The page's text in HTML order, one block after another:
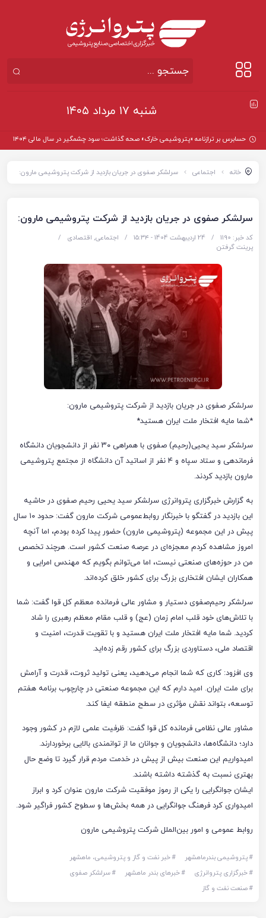
شنبه ۱۷ مرداد ۱۴۰۵
حسابرس بر ترازنامه «پتروشیمی خارک» صحه گذاشت؛ سود چشمگیر در سال مالی ۱۴۰۴
خانه اجتماعی سرلشکر صفوی در جریان بازدید از شرکت پتروشیمی مارون:
سرلشکر صفوی در جریان بازدید از شرکت پتروشیمی مارون:
کد خبر: 1190 / 24 اردیبهشت 1404 - ۱۵:۳۴ / اجتماعی, اقتصادی
/
پرینت گرفتن
سرلشکر صفوی در جریان بازدید از شرکت پتروشیمی مارون:
*شما مایه افتخار ملت ایران هستید*
سرلشکر سید یحیی(رحیم) صفوی با همراهی ۳۰ نفر از دانشجویان دانشگاه
فرماندهی و ستاد سپاه و ۴ نفر از اساتید آن دانشگاه از مجتمع‌ پتروشیمی
مارون بازدید کردند.
به گزارش خبرگزاری پتروانرژی سرلشکر سید یحیی رحیم صفوی در حاشیه
این بازدید در گفتگو با خبرنگار روابط‌عمومی شرکت مارون گفت: حدود ۱۰ سال
پیش در این مجموعه (پتروشیمی مارون) حضور پیدا کرده بودم، اما آنچه
امروز مشاهده کردم معجزه‌ای در عرصه صنعت کشور است. هرچند تخصص
من در حوزه‌های صنعتی نیست، اما می‌توانم بگویم که مهندس امرایی و
همکاران ایشان افتخاری بزرگ برای کشور خلق کرده‌اند.
سرلشکر رحیم‌صفوی دستیار و مشاور عالی فرمانده معظم کل قوا گفت: شما
با تلاش‌های خود قلب امام زمان (عج) و قلب مقام معظم رهبری را شاد
کردید. شما مایه افتخار ملت ایران هستید و با تقویت قدرت، امنیت و
اقتصاد ملی، دستاوردی بزرگ برای کشور رقم زده‌اید.
وی افزود: کاری که شما انجام می‌دهید، یعنی تولید ثروت، قدرت و آرامش
برای ملت ایران. امید دارم که این مجموعه صنعتی در چارچوب برنامه هفتم
توسعه، بتواند نقش مؤثری در سطح منطقه ایفا کند.
مشاور عالی نظامی فرمانده کل قوا گفت: ظرفیت علمی لازم در کشور وجود
دارد؛ دانشگاه‌ها، دانشجویان و جوانان ما از توانمندی بالایی برخوردارند.
امیدواریم این صنعت بیش از پیش در خدمت مردم قرار گیرد تا وضع حال
بهتری نسبت به گذشته داشته باشند.
ایشان جوانگرایی را یکی از رموز موفقیت شرکت مارون عنوان کرد و ابراز
امیدواری کرد فرهنگ جوانگرایی در همه بخش‌ها و سطوح کشور فراگیر شود.
روابط عمومی و امور بین‌الملل شرکت پتروشیمی مارون
#پتروشیمی بندرماهشهر #خبر نفت و گاز و پتروشیمی، ماهشهر
#خبرگزاری پتروانرژی #خبرهای بندر ماهشهر #سرلشکر صفوی
#صنعت نفت و گاز